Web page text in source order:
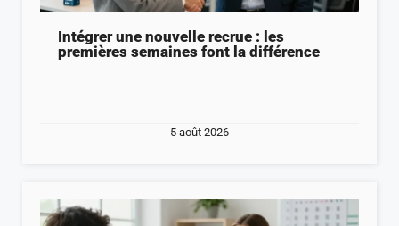
Intégrer une nouvelle recrue : les
premières semaines font la différence
5 août 2026